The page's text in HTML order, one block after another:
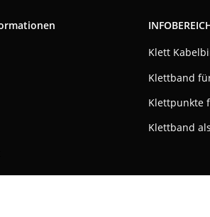
Klett
Klettband
Klettpunkte
Klettband